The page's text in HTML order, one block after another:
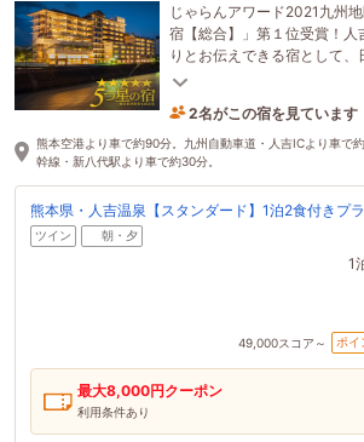
じゃらんアワード2021九州
宿【総合】」第１位受賞！人
りとお伝えできる宿として、
し」のおもてなしをいたしま
2名がこの宿を見ています
2時間前に予約されました
熊本空港より車で約90分。九州自動車道・人吉ICより車で
幹線・新八代駅より車で約30分。
熊本県・人吉温泉【スタンダード】1泊2食付きプ
ツイン 朝・夕
1
49,000スコア～ ポイ
最大8,000円クーポン
利用条件あり